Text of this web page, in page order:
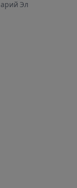
Эл